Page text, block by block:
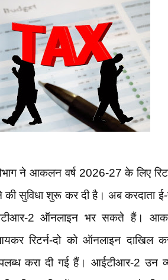
ने आकलन वर्ष 2026-27 के लिए
सुविधा शुरू कर दी है। अब करदाता ई-
2 ऑनलाइन भर सकते हैं।
रिटर्न-दो को ऑनलाइन दाखिल
करा दी गई हैं। आईटीआर-2 उन